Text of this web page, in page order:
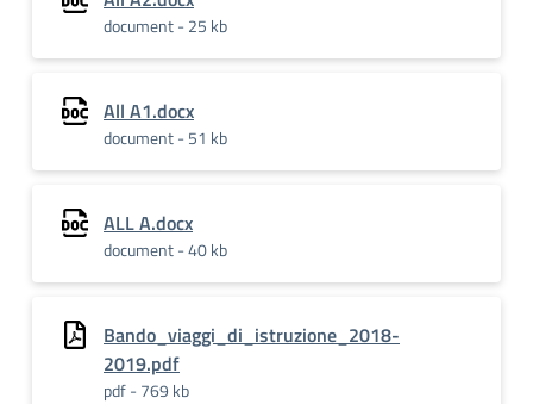
document - 25 kb
All A1.docx
document - 51 kb
ALL A.docx
document - 40 kb
Bando_viaggi_di_istruzione_2018-
2019.pdf
pdf - 769 kb